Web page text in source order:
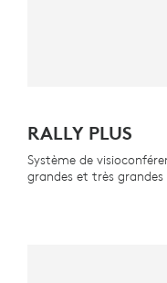
RALLY PLUS
Système de
grandes et très grandes